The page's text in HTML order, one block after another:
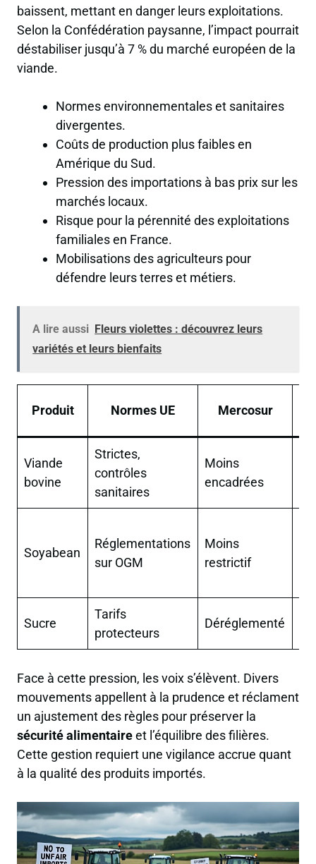
baissent, mettant en danger leurs exploitations.
Selon la Confédération paysanne, l’impact pourrait
déstabiliser jusqu’à 7 % du marché européen de la
viande.
Normes environnementales et sanitaires
divergentes.
Coûts de production plus faibles en
Amérique du Sud.
Pression des importations à bas prix sur les
marchés locaux.
Risque pour la pérennité des exploitations
familiales en France.
Mobilisations des agriculteurs pour
défendre leurs terres et métiers.
A lire aussi Fleurs violettes : découvrez leurs
variétés et leurs bienfaits
Produit Normes UE Mercosur
Viande
bovine
Strictes,
contrôles
sanitaires
Moins
encadrées
Soyabean
Réglementations
sur OGM
Moins
restrictif
Sucre
Tarifs
protecteurs
Déréglementé
Face à cette pression, les voix s’élèvent. Divers
mouvements appellent à la prudence et réclament
un ajustement des règles pour préserver la
sécurité alimentaireet l’équilibre des filières.
Cette gestion requiert une vigilance accrue quant
à la qualité des produits importés.